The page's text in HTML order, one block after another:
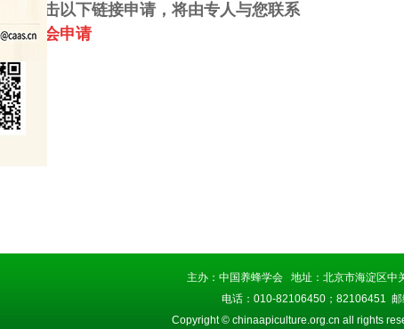
、点击以下链接申请，将由专人与您联系
员入会申请
主办：中国养蜂学会 地址：北京市海淀区中
电话：010-82106450；82106451
Copyright © chinaapiculture.org.cn all rights